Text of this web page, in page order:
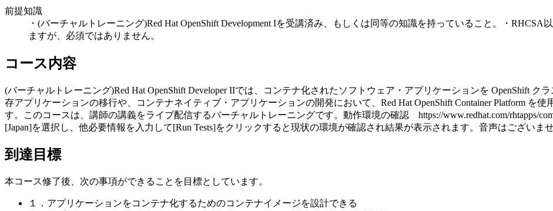
前提知識
・(バーチャルトレーニング)Red Hat OpenShift Development Iを受講済み、もしくは同等の知識を持っていること。・
ますが、必須ではありません。
コース内容
(バーチャルトレーニング)Red Hat OpenShift Developer IIでは、コンテナ化されたソフトウェア・アプリケーションを OpenShift
存アプリケーションの移行や、コンテナネイティブ・アプリケーションの開発において、Red Hat OpenShift Container Platform を
す。このコースは、講師の講義をライブ配信するバーチャルトレーニングです。動作環境の確認 https://www.redhat.com/rhtapps/
[Japan]を選択し、他必要情報を入力して[Run Tests]をクリックすると現状の環境が確認され結果が表示されます。音声はございませ
到達目標
本コース修了後、次の事項ができることを目標としています。
１．アプリケーションをコンテナ化するためのコンテナイメージを設計できる